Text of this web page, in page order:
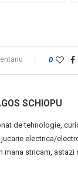
0
SCHIOPU
de tehnologie,
electrica/
mana stricam,